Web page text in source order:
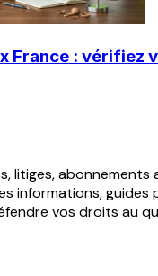
France : vérifiez
litiges, abonnements
informations, guides
vos droits au